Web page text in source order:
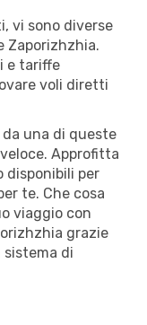
vi sono diverse
Zaporizhzhia.
e tariffe
voli diretti
da una di queste
Approfitta
disponibili per
te. Che cosa
viaggio con
grazie
di